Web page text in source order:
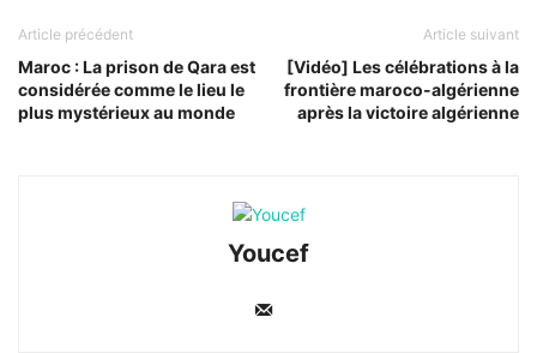
Article précédent
Maroc : La prison de Qara est
considérée comme le lieu le
plus mystérieux au monde
Article suivant
[Vidéo] Les célébrations à la
frontière maroco-algérienne
après la victoire algérienne
Youcef